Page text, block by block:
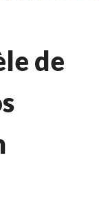
de